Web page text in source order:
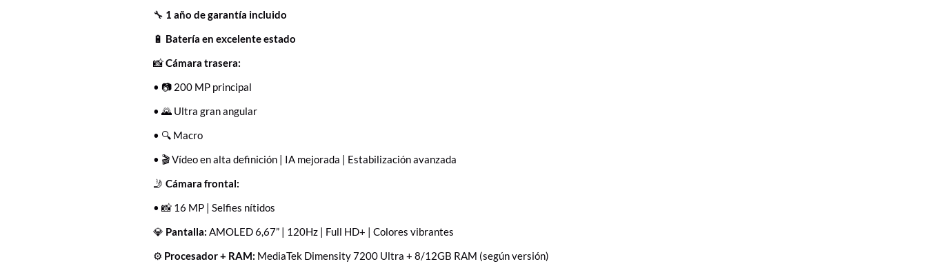
🔧 1 año de garantía incluido
🔋 Batería en excelente estado
📸Cámara trasera:
• 📷 200 MP principal
• 🌄 Ultra gran angular
• 🔍 Macro
• 🎬 Vídeo en alta definición | IA mejorada | Estabilización avanzada
🤳 Cámara frontal:
• 📸 16 MP | Selfies nítidos
💎 Pantalla: AMOLED 6,67” | 120Hz | Full HD+ | Colores vibrantes
⚙️ Procesador + RAM: MediaTek Dimensity 7200 Ultra + 8/12GB RAM (según versión)